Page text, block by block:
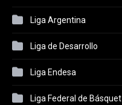
Liga Argentina
Liga de Desarrollo
Liga Endesa
Liga Federal de Básquet